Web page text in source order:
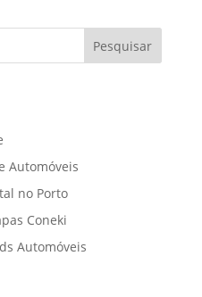
Pesquisar
Automóveis
no Porto
Coneki
Automóveis